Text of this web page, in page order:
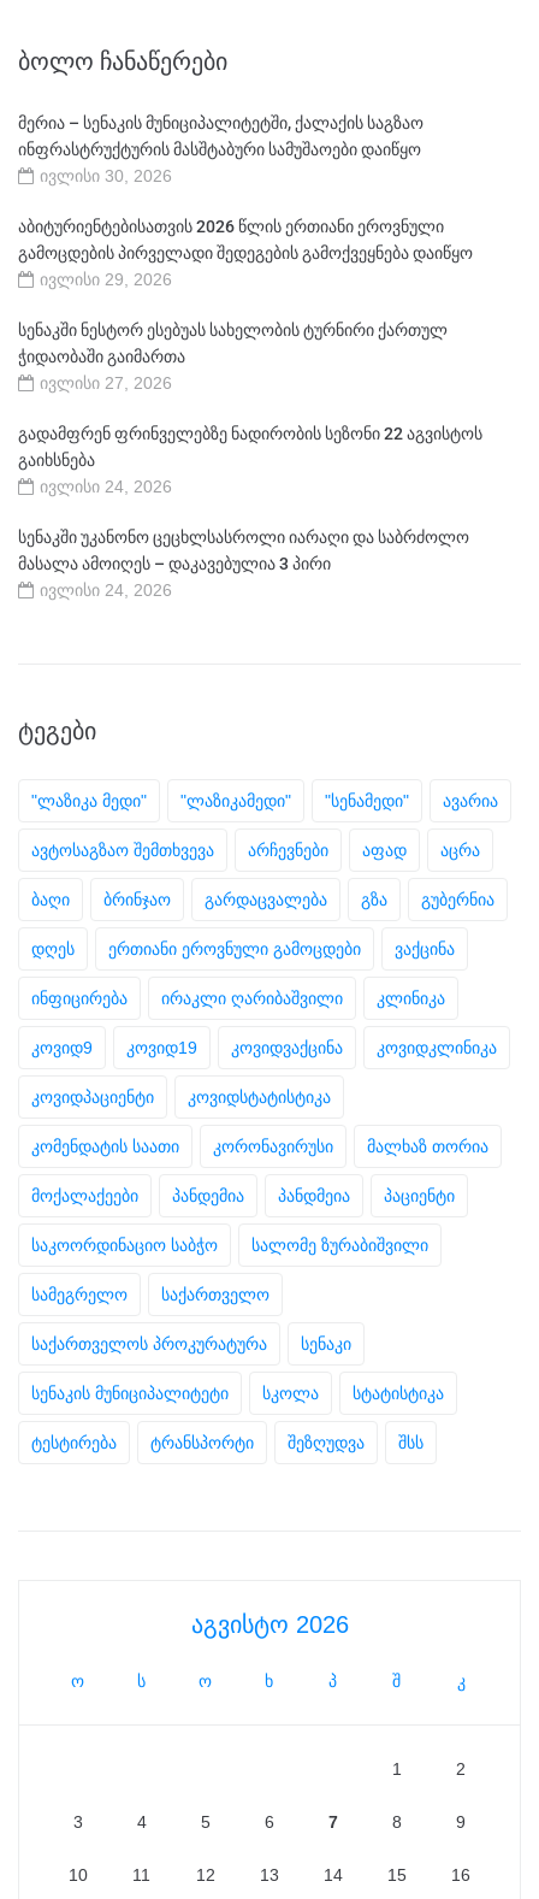
ᲑᲝᲚᲝ ᲩᲐᲜᲐᲬᲔᲠᲔᲑᲘ
მერია – სენაკის მუნიციპალიტეტში, ქალაქის საგზაო
ინფრასტრუქტურის მასშტაბური სამუშაოები დაიწყო
ივლისი 30, 2026
აბიტურიენტებისათვის 2026 წლის ერთიანი ეროვნული
გამოცდების პირველადი შედეგების გამოქვეყნება დაიწყო
ივლისი 29, 2026
სენაკში ნესტორ ესებუას სახელობის ტურნირი ქართულ
ჭიდაობაში გაიმართა
ივლისი 27, 2026
გადამფრენ ფრინველებზე ნადირობის სეზონი 22 აგვისტოს
გაიხსნება
ივლისი 24, 2026
სენაკში უკანონო ცეცხლსასროლი იარაღი და საბრძოლო
მასალა ამოიღეს – დაკავებულია 3 პირი
ივლისი 24, 2026
ᲢᲔᲒᲔᲑᲘ
"ლაზიკა მედი" "ლაზიკამედი" "სენამედი" ავარია
ავტოსაგზაო შემთხვევა არჩევნები აფად აცრა
ბაღი ბრინჯაო გარდაცვალება გზა გუბერნია
დღეს ერთიანი ეროვნული გამოცდები ვაქცინა
ინფიცირება ირაკლი ღარიბაშვილი კლინიკა
კოვიდ9 კოვიდ19 კოვიდვაქცინა კოვიდკლინიკა
კოვიდპაციენტი კოვიდსტატისტიკა
კომენდატის საათი კორონავირუსი მალხაზ თორია
მოქალაქეები პანდემია პანდმეია პაციენტი
საკოორდინაციო საბჭო სალომე ზურაბიშვილი
სამეგრელო საქართველო
საქართველოს პროკურატურა სენაკი
სენაკის მუნიციპალიტეტი სკოლა სტატისტიკა
ტესტირება ტრანსპორტი შეზღუდვა შსს
აგვისტო 2026
ო ს ო ხ პ შ კ
1 2
3 4 5 6 7 8 9
10 11 12 13 14 15 16